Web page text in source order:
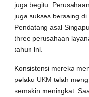
juga begitu.
juga sukses bersaing di
Pendatang asal
three perusahaan
tahun ini.
Konsistensi mereka
pelaku UKM telah
semakin meningkat.